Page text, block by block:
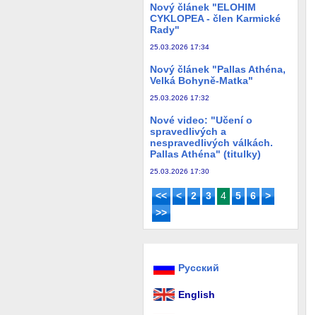
Nový článek "ELOHIM
CYKLOPEA - člen Karmické
Rady"
25.03.2026 17:34
Nový článek "Pallas Athéna,
Velká Bohyně-Matka"
25.03.2026 17:32
Nové video: "Učení o
spravedlivých a
nespravedlivých válkách.
Pallas Athéna" (titulky)
25.03.2026 17:30
<< < 2 3 4 5 6
>
>>
Русский
English